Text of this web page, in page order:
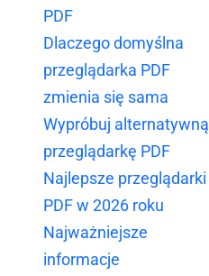
PDF
Dlaczego domyślna
przeglądarka PDF
zmienia się sama
Wypróbuj alternatywną
przeglądarkę PDF
Najlepsze przeglądarki
PDF w 2026 roku
Najważniejsze
informacje